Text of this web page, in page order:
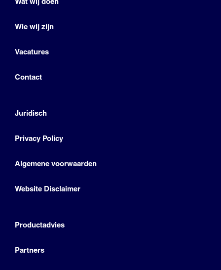
Wie wij zijn
Vacatures
Contact
Juridisch
Privacy Policy
Algemene voorwaarden
Website Disclaimer
Productadvies
Partners